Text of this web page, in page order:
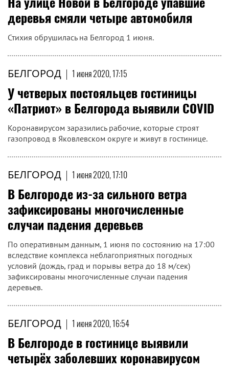
деревья смяли четыре автомобиля
Стихия обрушилась на Белгород 1 июня.
БЕЛГОРОД | 1 июня 2020, 17:15
У четверых постояльцев гостиницы
«Патриот» в Белгорода выявили COVID
Коронавирусом заразились рабочие, которые строят
газопровод в Яковлевском округе и живут в гостинице.
БЕЛГОРОД | 1 июня 2020, 17:10
В Белгороде из-за сильного ветра
зафиксированы многочисленные
случаи падения деревьев
По оперативным данным, 1 июня по состоянию на 17:00
вследствие комплекса неблагоприятных погодных
условий (дождь, град и порывы ветра до 18 м/сек)
зафиксированы многочисленные случаи падения
деревьев.
БЕЛГОРОД | 1 июня 2020, 16:54
В Белгороде в гостинице выявили
четырёх заболевших коронавирусом